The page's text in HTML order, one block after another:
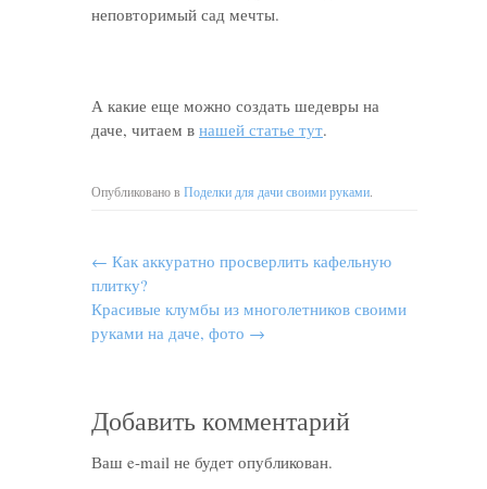
неповторимый сад мечты.
А какие еще можно создать шедевры на
даче, читаем в нашей статье тут.
Опубликовано в Поделки для дачи своими руками.
← Как аккуратно просверлить кафельную
плитку?
Красивые клумбы из многолетников своими
руками на даче, фото →
Добавить комментарий
Ваш e-mail не будет опубликован.